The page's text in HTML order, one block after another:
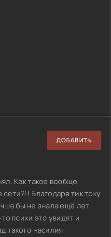
ДОБАВИТЬ
Как такое вообще
Благодаря тик току
бы не знала ещё лет
психи это увидят и
такого насилия